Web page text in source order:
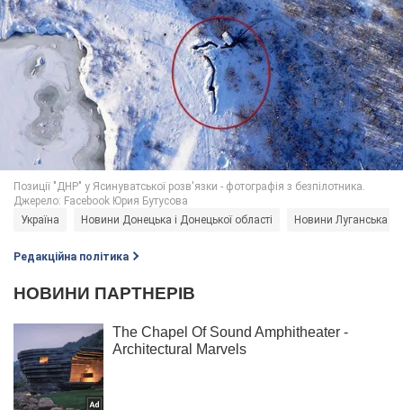
Україна Новини Донецька і Донецької області Новини Луганська і
Редакційна політика